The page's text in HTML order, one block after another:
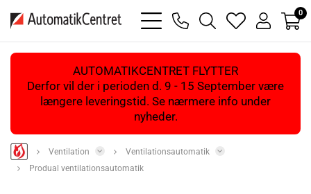
bars
light
phone
magnifying
glass
heart
light
user
light
0
AUTOMATIKCENTRET FLYTTER
Derfor vil der i perioden d. 9 - 15 September være
længere leveringstid. Se nærmere info under
nyheder.
Ventilation
Ventilationsautomatik
Produal ventilationsautomatik